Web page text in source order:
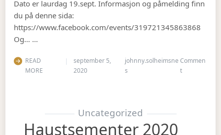
Dato er laurdag 19.sept. Informasjon og påmelding finn
du på denne sida:
https://www.facebook.com/events/319721345863868
Og… …
READ
MORE
september 5,
2020
johnny.solheimsne
s
Commen
ton Gubbetur
Uncategorized
Haustsementer 2020